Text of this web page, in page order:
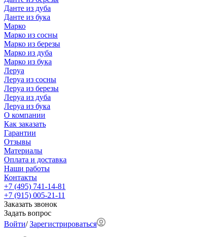
Данте из дуба
Данте из бука
Марко
Марко из сосны
Марко из березы
Марко из дуба
Марко из бука
Леруа
Леруа из сосны
Леруа из березы
Леруа из дуба
Леруа из бука
О компании
Как заказать
Гарантии
Отзывы
Материалы
Оплата и доставка
Наши работы
Контакты
+7 (495) 741-14-81
+7 (915) 005-21-11
Заказать звонок
Задать вопрос
Войти/Зарегистрироваться